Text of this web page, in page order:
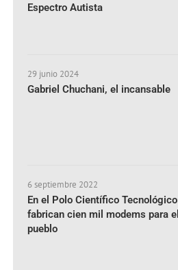
Espectro Autista
29 junio 2024
Gabriel Chuchani, el incansable
6 septiembre 2022
En el Polo Científico Tecnológico
fabrican cien mil modems para el
pueblo